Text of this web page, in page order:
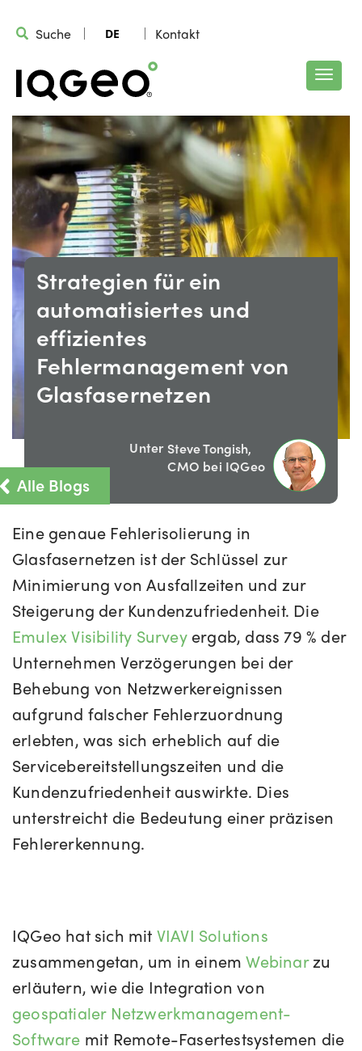
Suche DE Kontakt
Alle Blogs
Strategien für ein
automatisiertes und
effizientes
Fehlermanagement von
Glasfasernetzen
Unter Steve Tongish,
CMO bei IQGeo
Eine genaue Fehlerisolierung in
Glasfasernetzen ist der Schlüssel zur
Minimierung von Ausfallzeiten und zur
Steigerung der Kundenzufriedenheit. Die
Emulex Visibility Surveyergab, dass 79 % der
Unternehmen Verzögerungen bei der
Behebung von Netzwerkereignissen
aufgrund falscher Fehlerzuordnung
erlebten, was sich erheblich auf die
Servicebereitstellungszeiten und die
Kundenzufriedenheit auswirkte. Dies
unterstreicht die Bedeutung einer präzisen
Fehlererkennung.
IQGeo hat sich mit VIAVI Solutions
zusammengetan, um in einemWebinarzu
erläutern, wie die Integration von
geospatialer Netzwerkmanagement-
Software mit Remote-Fasertestsystemen die